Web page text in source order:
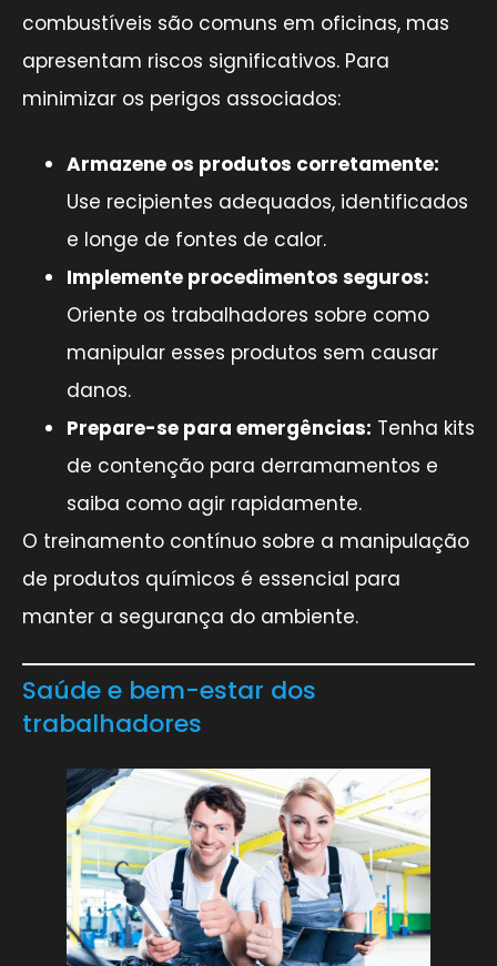
combustíveis são comuns em oficinas, mas
apresentam riscos significativos. Para
minimizar os perigos associados:
Armazene os produtos corretamente:
Use recipientes adequados, identificados
e longe de fontes de calor.
Implemente procedimentos seguros:
Oriente os trabalhadores sobre como
manipular esses produtos sem causar
danos.
Prepare-se para emergências: Tenha kits
de contenção para derramamentos e
saiba como agir rapidamente.
O treinamento contínuo sobre a manipulação
de produtos químicos é essencial para
manter a segurança do ambiente.
Saúde e bem-estar dos
trabalhadores